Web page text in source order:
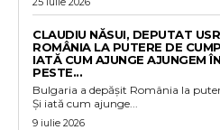
CLAUDIU NĂSUI, DEPUTAT
ROMÂNIA LA PUTERE DE
IATĂ CUM AJUNGE AJUNGEM
PESTE...
Bulgaria a depășit România la
Și iată cum ajunge...
9 iulie 2026